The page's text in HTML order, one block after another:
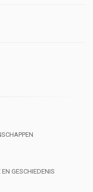
GESCHIEDENIS